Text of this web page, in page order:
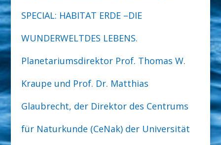
SPECIAL: HABITAT ERDE –DIE
WUNDERWELTDES LEBENS.
Planetariumsdirektor Prof. Thomas W.
Kraupe und Prof. Dr. Matthias
Glaubrecht, der Direktor des Centrums
für Naturkunde (CeNak) der Universität